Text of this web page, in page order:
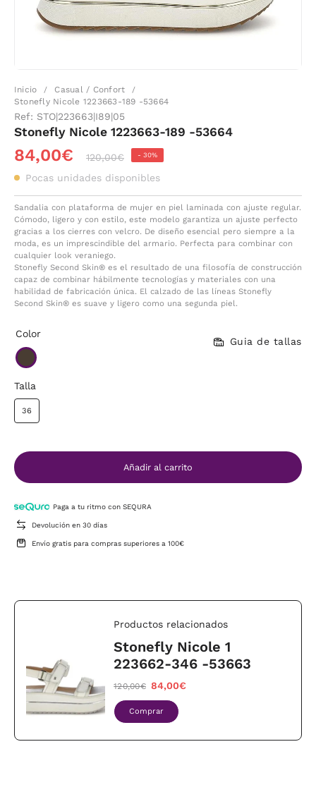
Inicio / Casual / Confort /
Stonefly Nicole 1223663-189 -53664
Ref: STO|223663|I89|05
Stonefly Nicole 1223663-189 -53664
84,00€ 120,00€ - 30%
Pocas unidades disponibles
Sandalia con plataforma de mujer en piel laminada con ajuste regular.
Cómodo, ligero y con estilo, este modelo garantiza un ajuste perfecto
gracias a los cierres con velcro. De diseño esencial pero siempre a la
moda, es un imprescindible del armario. Perfecta para combinar con
cualquier look veraniego.
Stonefly Second Skin® es el resultado de una filosofía de construcción
capaz de combinar hábilmente tecnologías y materiales con una
habilidad de fabricación única. El calzado de las líneas Stonefly
Second Skin® es suave y ligero como una segunda piel.
Color
Talla
Guia de tallas
36
Añadir al carrito
Paga a tu ritmo con SEQURA
Devolución en 30 días
Envío gratis para compras superiores a 100€
Productos relacionados
Stonefly Nicole 1
223662-346 -53663
120,00€ 84,00€
Comprar